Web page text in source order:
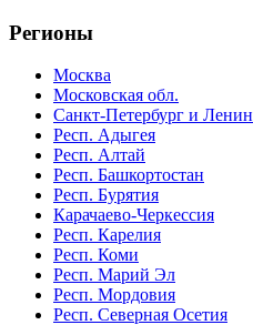
Регионы
Москва
Московская обл.
Санкт-Петербург и
Респ. Адыгея
Респ. Алтай
Респ. Башкортостан
Респ. Бурятия
Карачаево-Черкессия
Респ. Карелия
Респ. Коми
Респ. Марий Эл
Респ. Мордовия
Респ. Северная Осетия